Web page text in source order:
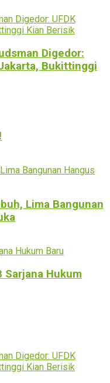
Digedor:
Bukittinggi
Lima Bangunan
Sarjana Hukum